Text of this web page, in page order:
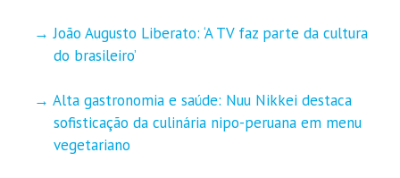
João Augusto Liberato: ‘A TV faz parte da cultura
do brasileiro’
Alta gastronomia e saúde: Nuu Nikkei destaca
sofisticação da culinária nipo-peruana em menu
vegetariano